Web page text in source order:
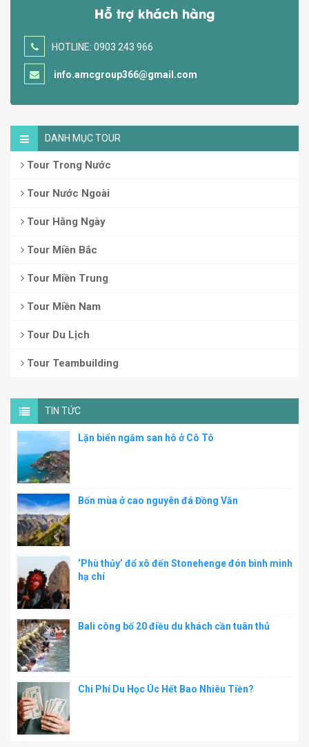
Hỗ trợ khách hàng
HOTLINE: 0903 243 966
info.amcgroup366@gmail.com
DANH MỤC TOUR
Tour Trong Nước
Tour Nước Ngoài
Tour Hằng Ngày
Tour Miền Bắc
Tour Miền Trung
Tour Miền Nam
Tour Du Lịch
Tour Teambuilding
TIN TỨC
Lặn biển ngắm san hô ở Cô Tô
Bốn mùa ở cao nguyên đá Đồng Văn
‘Phù thủy’ đổ xô đến Stonehenge đón bình minh
hạ chí
Bali công bố 20 điều du khách cần tuân thủ
Chi Phí Du Học Úc Hết Bao Nhiêu Tiền?